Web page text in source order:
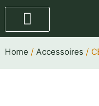
Home / Accessoires /